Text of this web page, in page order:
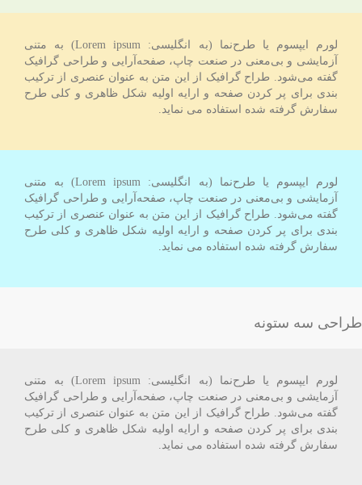
لورم ایپسوم یا طرح‌نما (به انگلیسی: Lorem ipsum) به متنی
آزمایشی و بی‌معنی در صنعت چاپ، صفحه‌آرایی و طراحی گرافیک
گفته می‌شود. طراح گرافیک از این متن به عنوان عنصری از ترکیب
بندی برای پر کردن صفحه و ارایه اولیه شکل ظاهری و کلی طرح
سفارش گرفته شده استفاده می نماید.
لورم ایپسوم یا طرح‌نما (به انگلیسی: Lorem ipsum) به متنی
آزمایشی و بی‌معنی در صنعت چاپ، صفحه‌آرایی و طراحی گرافیک
گفته می‌شود. طراح گرافیک از این متن به عنوان عنصری از ترکیب
بندی برای پر کردن صفحه و ارایه اولیه شکل ظاهری و کلی طرح
سفارش گرفته شده استفاده می نماید.
طراحی سه ستونه
لورم ایپسوم یا طرح‌نما (به انگلیسی: Lorem ipsum) به متنی
آزمایشی و بی‌معنی در صنعت چاپ، صفحه‌آرایی و طراحی گرافیک
گفته می‌شود. طراح گرافیک از این متن به عنوان عنصری از ترکیب
بندی برای پر کردن صفحه و ارایه اولیه شکل ظاهری و کلی طرح
سفارش گرفته شده استفاده می نماید.